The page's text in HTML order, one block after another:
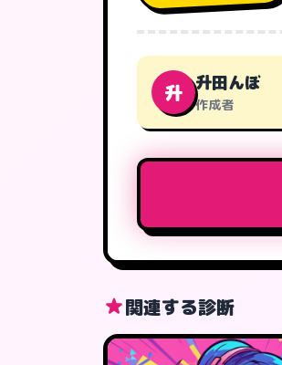
升 升田んぼ
作成者
関連する診断